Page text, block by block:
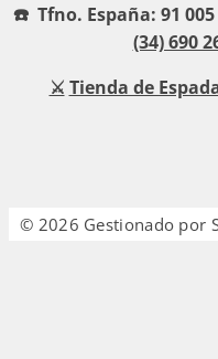
☎️ Tfno. España: 91 005
(34) 690
⚔️ Tienda de
© 2026 Gestionado por